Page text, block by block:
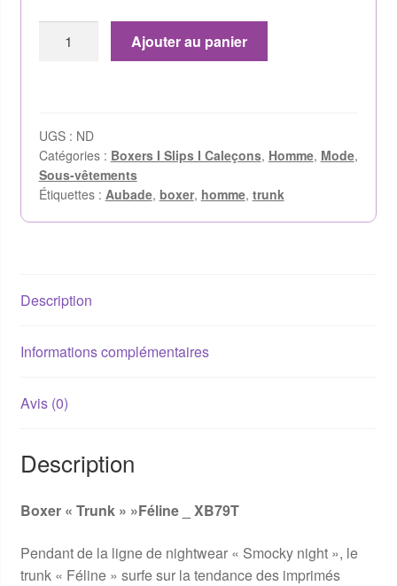
Ajouter au panier
UGS : ND
Catégories : Boxers I Slips I Caleçons, Homme, Mode,
Sous-vêtements
Étiquettes : Aubade, boxer, homme, trunk
Description
Informations complémentaires
Avis (0)
Description
Boxer « Trunk » »Féline _ XB79T
Pendant de la ligne de nightwear « Smocky night », le
trunk « Féline » surfe sur la tendance des imprimés